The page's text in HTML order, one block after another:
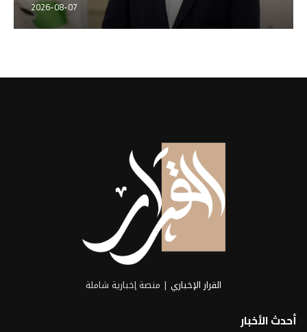
2026-08-07
القرار الإخباري | منصة إخبارية شاملة
أحدث الأخبار